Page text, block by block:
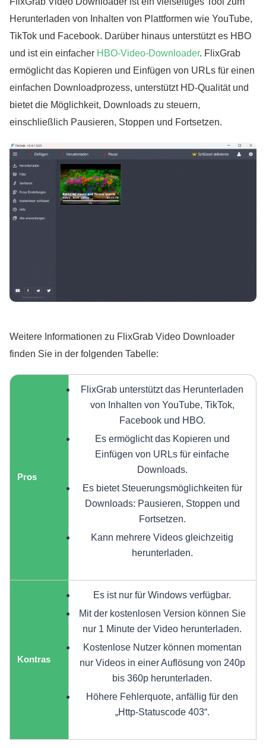
Herunterladen von Inhalten von Plattformen wie YouTube,
TikTok und Facebook. Darüber hinaus unterstützt es HBO
und ist ein einfacher HBO-Video-Downloader. FlixGrab
ermöglicht das Kopieren und Einfügen von URLs für einen
einfachen Downloadprozess, unterstützt HD-Qualität und
bietet die Möglichkeit, Downloads zu steuern,
einschließlich Pausieren, Stoppen und Fortsetzen.
Weitere Informationen zu FlixGrab Video Downloader
finden Sie in der folgenden Tabelle:
Pros
FlixGrab unterstützt das Herunterladen
von Inhalten von YouTube, TikTok,
Facebook und HBO.
Es ermöglicht das Kopieren und
Einfügen von URLs für einfache
Downloads.
Es bietet Steuerungsmöglichkeiten für
Downloads: Pausieren, Stoppen und
Fortsetzen.
Kann mehrere Videos gleichzeitig
herunterladen.
Kontras
Es ist nur für Windows verfügbar.
Mit der kostenlosen Version können Sie
nur 1 Minute der Video herunterladen.
Kostenlose Nutzer können momentan
nur Videos in einer Auflösung von 240p
bis 360p herunterladen.
Höhere Fehlerquote, anfällig für den
„Http-Statuscode 403“.